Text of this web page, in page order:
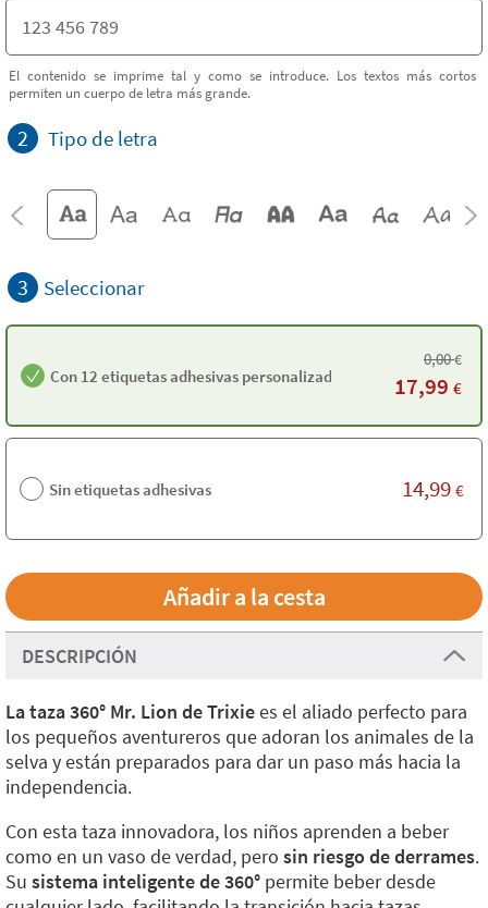
El contenido se imprime tal y como se introduce. Los textos más cortos
permiten un cuerpo de letra más grande.
2 Tipo de letra
3 Seleccionar
Con 12 etiquetas adhesivas personalizadas
0,00€
17,99 €
Sin etiquetas adhesivas 14,99 €
DESCRIPCIÓN
La taza 360° Mr. Lion de Trixiees el aliado perfecto para
los pequeños aventureros que adoran los animales de la
selva y están preparados para dar un paso más hacia la
independencia.
Con esta taza innovadora, los niños aprenden a beber
como en un vaso de verdad, pero sin riesgo de derrames.
Su sistema inteligente de 360° permite beber desde